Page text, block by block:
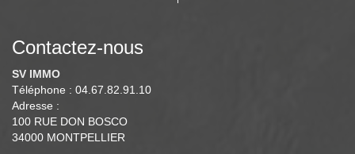
Contactez-nous
SV IMMO
Téléphone : 04.67.82.91.10
Adresse :
100 RUE DON BOSCO
34000 MONTPELLIER